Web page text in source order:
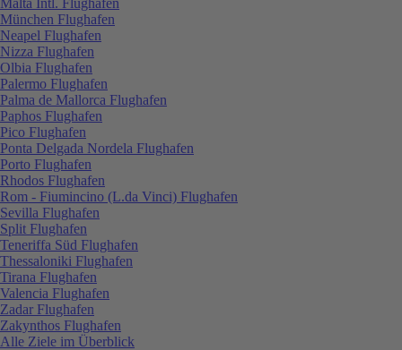
München Flughafen
Neapel Flughafen
Nizza Flughafen
Olbia Flughafen
Palermo Flughafen
Palma de Mallorca Flughafen
Paphos Flughafen
Pico Flughafen
Ponta Delgada Nordela Flughafen
Porto Flughafen
Rhodos Flughafen
Rom - Fiumincino (L.da Vinci) Flughafen
Sevilla Flughafen
Split Flughafen
Teneriffa Süd Flughafen
Thessaloniki Flughafen
Tirana Flughafen
Valencia Flughafen
Zadar Flughafen
Zakynthos Flughafen
Alle Ziele im Überblick